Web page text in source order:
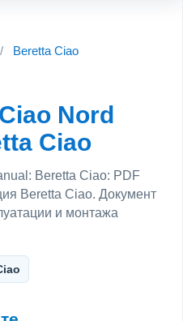
/ Beretta Ciao
Nord
Ciao
Beretta Ciao: PDF
Beretta Ciao. Документ
и монтажа